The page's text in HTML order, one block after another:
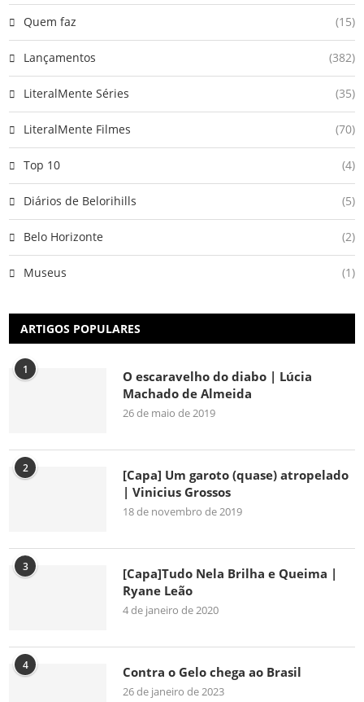
Quem faz (15)
Lançamentos (382)
LiteralMente Séries (35)
LiteralMente Filmes (70)
Top 10 (4)
Diários de Belorihills (5)
Belo Horizonte (2)
Museus (1)
ARTIGOS POPULARES
1
O escaravelho do diabo | Lúcia
Machado de Almeida
26 de maio de 2019
2
[Capa] Um garoto (quase) atropelado
| Vinicius Grossos
18 de novembro de 2019
3
[Capa]Tudo Nela Brilha e Queima |
Ryane Leão
4 de janeiro de 2020
4 Contra o Gelo chega ao Brasil
26 de janeiro de 2023